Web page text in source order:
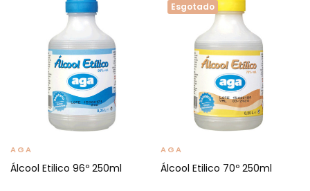
AGA
Álcool Etilico 96º 250ml
Esgotado
AGA
Álcool Etilico 70º 250ml